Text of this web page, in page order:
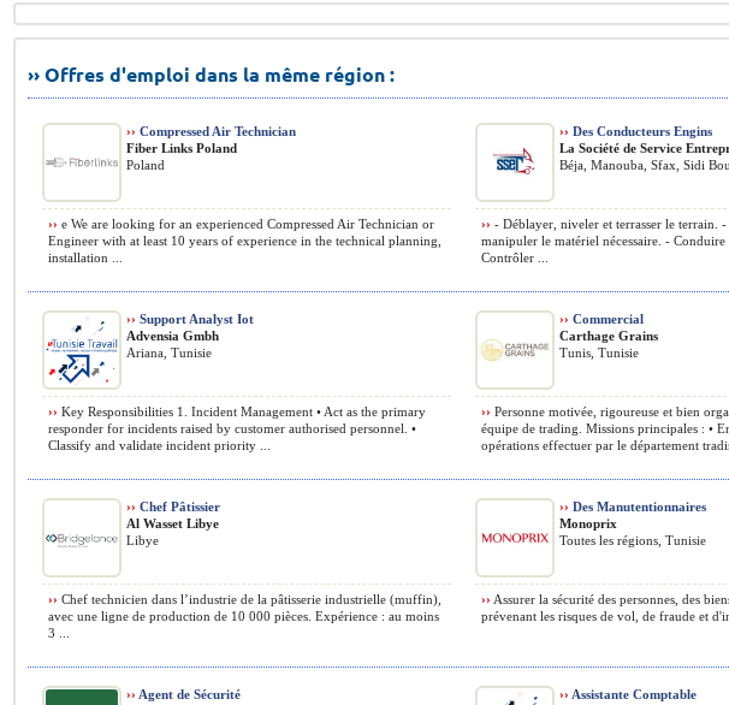
›› Offres d'emploi dans la même région :
›› Compressed Air Technician
Fiber Links Poland
Poland
›› e We are looking for an experienced Compressed Air Technician or
Engineer with at least 10 years of experience in the technical planning,
installation ...
›› Des Conducteurs Engins
La Société de Service
Béja, Manouba, Sfax, Sidi
›› - Déblayer, niveler et terrasser le terrain.
manipuler le matériel nécessaire. -
Contrôler ...
›› Support Analyst Iot
Advensia Gmbh
Ariana, Tunisie
›› Key Responsibilities 1. Incident Management • Act as the primary
responder for incidents raised by customer authorised personnel. •
Classify and validate incident priority ...
›› Commercial
Carthage Grains
Tunis, Tunisie
›› Personne motivée, rigoureuse et bien
équipe de trading. Missions principales : •
opérations effectuer par le département
›› Chef Pâtissier
Al Wasset Libye
Libye
›› Chef technicien dans l’industrie de la pâtisserie industrielle (muffin),
avec une ligne de production de 10 000 pièces. Expérience : au moins
3 ...
›› Des Manutentionnaires
Monoprix
Toutes les régions, Tunisie
›› Assurer la sécurité des personnes, des
prévenant les risques de vol, de fraude et
›› Agent de Sécurité
›› Assistante Comptable